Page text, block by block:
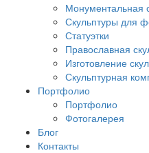
Монументальная
Скульптуры для
Статуэтки
Православная
Изготовление
Скульптурная
Портфолио
Портфолио
Фотогалерея
Блог
Контакты